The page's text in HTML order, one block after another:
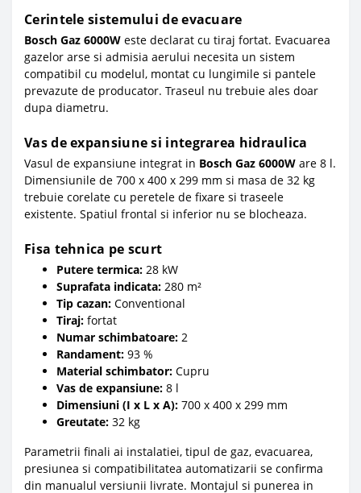
Cerintele sistemului de evacuare
Bosch Gaz 6000W este declarat cu tiraj fortat. Evacuarea
gazelor arse si admisia aerului necesita un sistem
compatibil cu modelul, montat cu lungimile si pantele
prevazute de producator. Traseul nu trebuie ales doar
dupa diametru.
Vas de expansiune si integrarea hidraulica
Vasul de expansiune integrat in Bosch Gaz 6000W are 8 l.
Dimensiunile de 700 x 400 x 299 mm si masa de 32 kg
trebuie corelate cu peretele de fixare si traseele
existente. Spatiul frontal si inferior nu se blocheaza.
Fisa tehnica pe scurt
Putere termica: 28 kW
Suprafata indicata: 280 m²
Tip cazan: Conventional
Tiraj: fortat
Numar schimbatoare: 2
Randament: 93 %
Material schimbator: Cupru
Vas de expansiune: 8 l
Dimensiuni (I x L x A): 700 x 400 x 299 mm
Greutate: 32 kg
Parametrii finali ai instalatiei, tipul de gaz, evacuarea,
presiunea si compatibilitatea automatizarii se confirma
din manualul versiunii livrate. Montajul si punerea in